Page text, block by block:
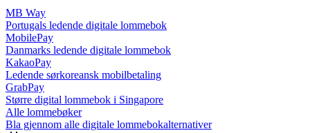
MB Way
Portugals ledende digitale lommebok
MobilePay
Danmarks ledende digitale lommebok
KakaoPay
Ledende sørkoreansk mobilbetaling
GrabPay
Større digital lommebok i Singapore
Alle lommebøker
Bla gjennom alle digitale lommebokalternativer